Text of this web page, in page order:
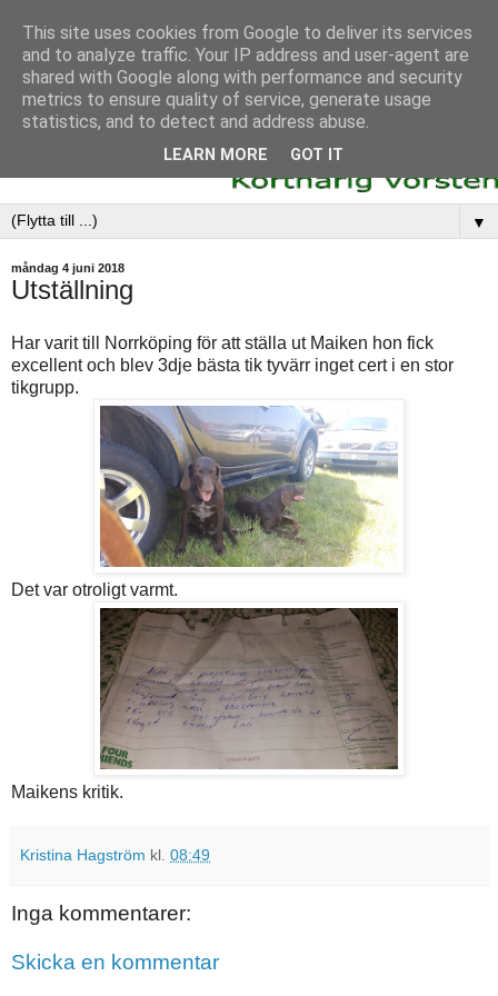
▼
måndag 4 juni 2018
Utställning
Har varit till Norrköping för att ställa ut Maiken hon fick
excellent och blev 3dje bästa tik tyvärr inget cert i en stor
tikgrupp.
Det var otroligt varmt.
Maikens kritik.
Kristina Hagström kl. 08:49
Inga kommentarer:
Skicka en kommentar
This site uses cookies from Google to deliver its services
and to analyze traffic. Your IP address and user-agent are
shared with Google along with performance and security
metrics to ensure quality of service, generate usage
statistics, and to detect and address abuse.
LEARN MORE GOT IT